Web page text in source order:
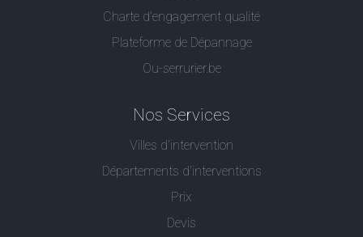
Charte d’engagement qualité
Plateforme de Dépannage
Ou-serrurier.be
Nos Services
Villes d'intervention
Départements d'interventions
Prix
Devis